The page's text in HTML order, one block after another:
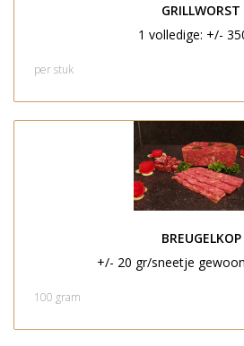
GRILLWORST
1 volledige: +/-
per stuk
BREUGELKOP
+/- 20 gr/sneetje
100 gram